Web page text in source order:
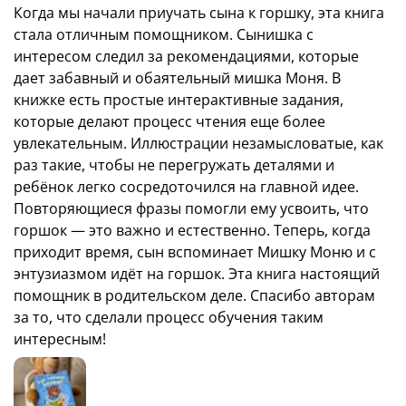
Тренировка важных навыков
Поможет малышу подружиться с горшком
Милый герой — медвежонок, пример для
ребенка
Интерактивные задания
Возраст 0+
Когда мы начали приучать сына к горшку, эта книга
стала отличным помощником. Сынишка с
интересом следил за рекомендациями, которые
дает забавный и обаятельный мишка Моня. В
книжке есть простые интерактивные задания,
которые делают процесс чтения еще более
увлекательным. Иллюстрации незамысловатые, как
раз такие, чтобы не перегружать деталями и
ребёнок легко сосредоточился на главной идее.
Повторяющиеся фразы помогли ему усвоить, что
горшок — это важно и естественно. Теперь, когда
приходит время, сын вспоминает Мишку Моню и с
энтузиазмом идёт на горшок. Эта книга настоящий
помощник в родительском деле. Спасибо авторам
за то, что сделали процесс обучения таким
интересным!